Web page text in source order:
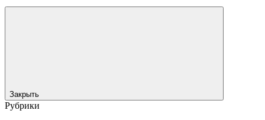
Закрыть
Рубрики